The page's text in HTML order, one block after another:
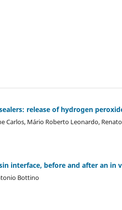
release of hydrogen
Carlos, Mário Roberto Leonardo,
interface, before and after an in
Bottino